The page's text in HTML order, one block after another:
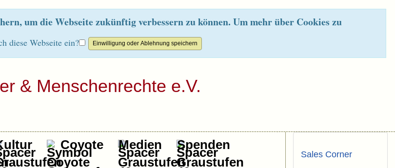
um die Webseite zukünftig verbessern zu können. Um mehr über Cookies zu
diese Webseite ein?
& Menschenrechte e.V.
Coyote Medien Spenden
Sales Corner